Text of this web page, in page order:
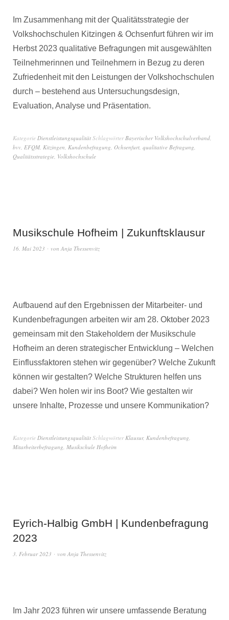
Im Zusammenhang mit der Qualitätsstrategie der
Volkshochschulen Kitzingen & Ochsenfurt führen wir im
Herbst 2023 qualitative Befragungen mit ausgewählten
Teilnehmerinnen und Teilnehmern in Bezug zu deren
Zufriedenheit mit den Leistungen der Volkshochschulen
durch – bestehend aus Untersuchungsdesign,
Evaluation, Analyse und Präsentation.
Kategorie Dienstleistungsqualität SchlagwörterBayerischer Volkshochschulverband,
bvv, EFQM, Kitzingen, Kundenbefragung, Ochsenfurt, qualitative Befragung,
Qualitätsstrategie, Volkshochschule
Musikschule Hofheim | Zukunftsklausur
16. Mai 2023 von Anja Thessenvitz
Aufbauend auf den Ergebnissen der Mitarbeiter- und
Kundenbefragungen arbeiten wir am 28. Oktober 2023
gemeinsam mit den Stakeholdern der Musikschule
Hofheim an deren strategischer Entwicklung – Welchen
Einflussfaktoren stehen wir gegenüber? Welche Zukunft
können wir gestalten? Welche Strukturen helfen uns
dabei? Wen holen wir ins Boot? Wie gestalten wir
unsere Inhalte, Prozesse und unsere Kommunikation?
Kategorie Dienstleistungsqualität SchlagwörterKlausur, Kundenbefragung,
Mitarbeiterbefragung, Musikschule Hofheim
Eyrich-Halbig GmbH | Kundenbefragung
2023
3. Februar 2023 von Anja Thessenvitz
Im Jahr 2023 führen wir unsere umfassende Beratung